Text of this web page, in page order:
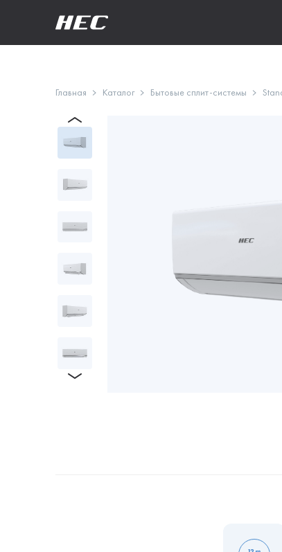
Главная Каталог Бытовые сплит-системы